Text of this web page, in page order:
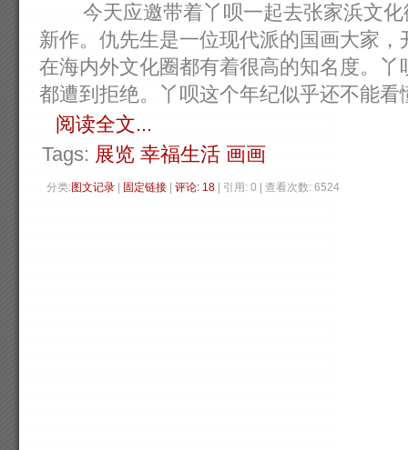
今天应邀带着丫呗一起去张家浜文化
新作。仇先生是一位现代派的国画大家
在海内外文化圈都有着很高的知名度。
都遭到拒绝。丫呗这个年纪似乎还不能看
阅读全文...
Tags: 展览 幸福生活 画画
分类:图文记录 固定链接 评论: 18 | 引用: 0 | 查看次数: 6524